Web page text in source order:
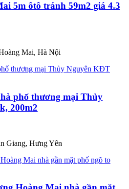
5m ôtô tránh 59m2 giá 4.3
Mai, Hà Nội
phố thương mại Thủy
200m2
Giang, Hưng Yên